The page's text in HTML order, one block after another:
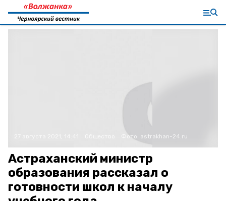
Фото: astrakhan-24.ru
Астраханский министр
образования рассказал о
готовности школ к началу